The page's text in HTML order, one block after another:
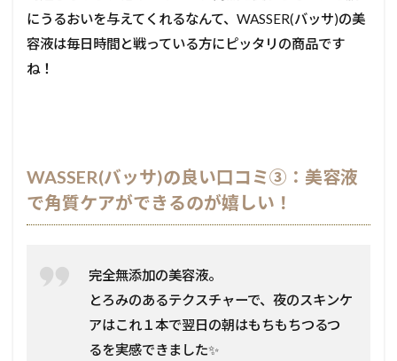
にうるおいを与えてくれるなんて、WASSER(バッサ)の美
容液は毎日時間と戦っている方にピッタリの商品です
ね！
WASSER(バッサ)の良い口コミ③：美容液
で角質ケアができるのが嬉しい！
完全無添加の美容液。
とろみのあるテクスチャーで、夜のスキンケ
アはこれ１本で翌日の朝はもちもちつるつ
るを実感できました✨